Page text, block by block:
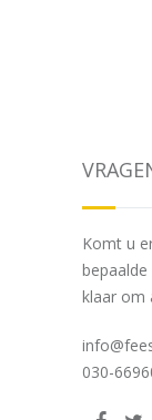
Komt u
klaar om
030-